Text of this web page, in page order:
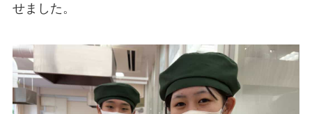
せました。